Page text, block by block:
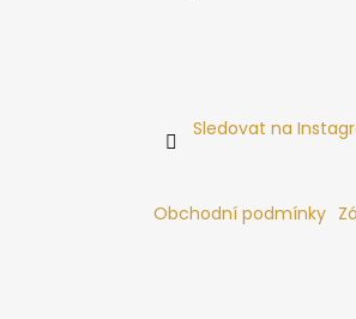
Sledovat na
Obchodní podmínky